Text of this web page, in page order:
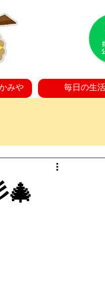
みや 毎日の生
🎄